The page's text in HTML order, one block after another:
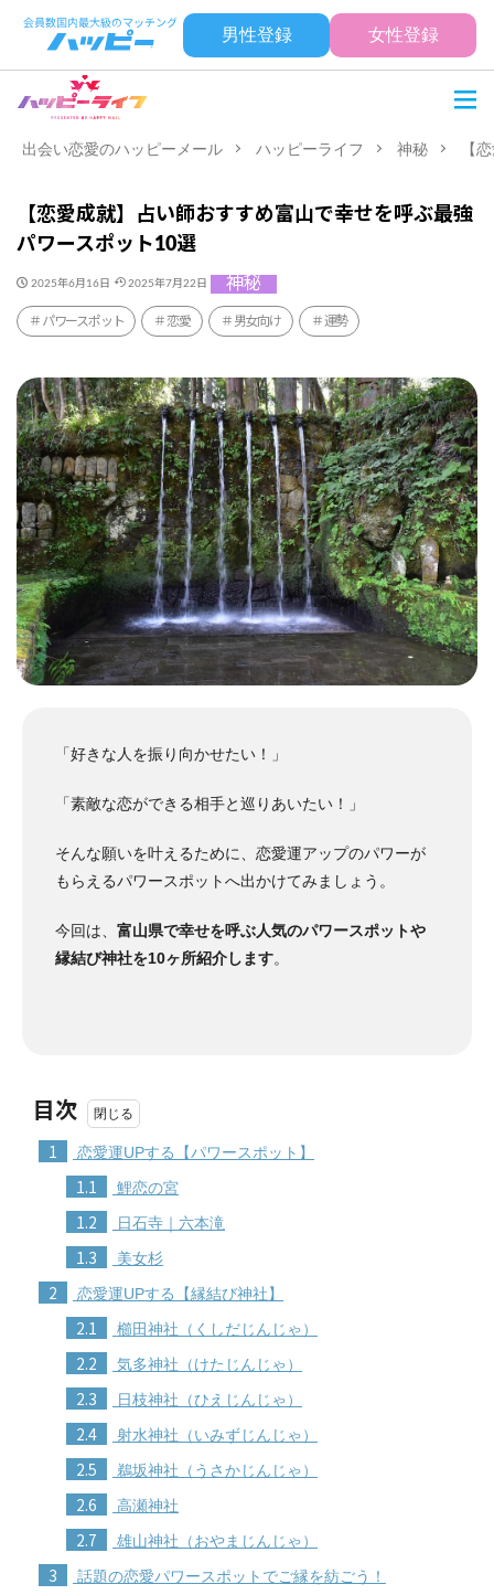
男性登録 女性登録
出会い恋愛のハッピーメール ハッピーライフ 神秘 【
【恋愛成就】占い師おすすめ富山で幸せを呼ぶ最強
パワースポット10選
2025年6月16日 2025年7月22日 神秘
パワースポット 恋愛 男女向け 運勢
「好きな人を振り向かせたい！」
「素敵な恋ができる相手と巡りあいたい！」
そんな願いを叶えるために、恋愛運アップのパワーが
もらえるパワースポットへ出かけてみましょう。
今回は、 富山県で幸せを呼ぶ人気のパワースポットや
縁結び神社を10ヶ所紹介します。
目次
1 恋愛運UPする【パワースポット】
1.1 鯉恋の宮
1.2 日石寺｜六本滝
1.3 美女杉
2 恋愛運UPする【縁結び神社】
2.1 櫛田神社（くしだじんじゃ）
2.2 気多神社（けたじんじゃ）
2.3 日枝神社（ひえじんじゃ）
2.4 射水神社（いみずじんじゃ）
2.5 鵜坂神社（うさかじんじゃ）
2.6 高瀬神社
2.7 雄山神社（おやまじんじゃ）
3 話題の恋愛パワースポットでご縁を紡ごう！